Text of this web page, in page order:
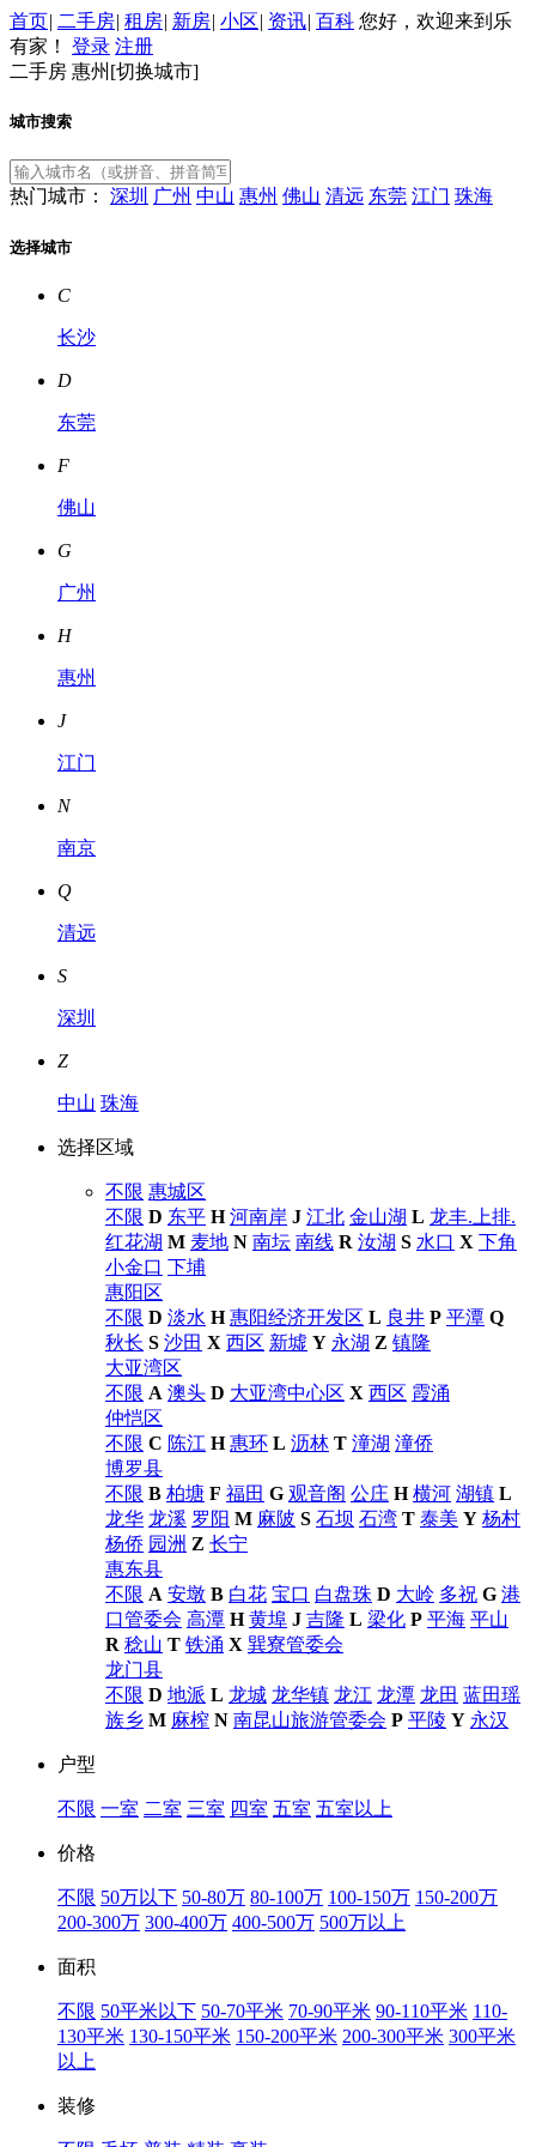
首页| 二手房| 租房| 新房| 小区| 资讯| 百科 您好，欢迎来到乐
有家！
登录 注册
二手房 惠州[切换城市]
城市搜索
热门城市： 深圳 广州 中山 惠州 佛山 清远 东莞 江门 珠海
选择城市
C
长沙
D
东莞
F
佛山
G
广州
H
惠州
J
江门
N
南京
Q
清远
S
深圳
Z
中山 珠海
选择区域
不限 惠城区
不限 D 东平 H 河南岸 J 江北 金山湖 L 龙丰.上排.
红花湖 M 麦地 N 南坛 南线 R 汝湖 S 水口 X 下角
小金口 下埔
惠阳区
不限 D 淡水 H 惠阳经济开发区 L 良井 P 平潭 Q
秋长 S 沙田 X 西区 新墟 Y 永湖 Z 镇隆
大亚湾区
不限 A 澳头 D 大亚湾中心区 X 西区 霞涌
仲恺区
不限 C 陈江 H 惠环 L 沥林 T 潼湖 潼侨
博罗县
不限 B 柏塘 F 福田 G 观音阁 公庄 H 横河 湖镇 L
龙华 龙溪 罗阳 M 麻陂 S 石坝 石湾 T 泰美 Y 杨村
杨侨 园洲 Z 长宁
惠东县
不限 A 安墩 B 白花 宝口 白盘珠 D 大岭 多祝 G 港
口管委会 高潭 H 黄埠 J 吉隆 L 梁化 P 平海 平山
R 稔山 T 铁涌 X 巽寮管委会
龙门县
不限 D 地派 L 龙城 龙华镇 龙江 龙潭 龙田 蓝田瑶
族乡 M 麻榨 N 南昆山旅游管委会 P 平陵 Y 永汉
户型
不限 一室 二室 三室 四室 五室 五室以上
价格
不限 50万以下 50-80万 80-100万 100-150万 150-200万
200-300万 300-400万 400-500万 500万以上
面积
不限 50平米以下 50-70平米 70-90平米 90-110平米 110-
130平米 130-150平米 150-200平米 200-300平米 300平米
以上
装修